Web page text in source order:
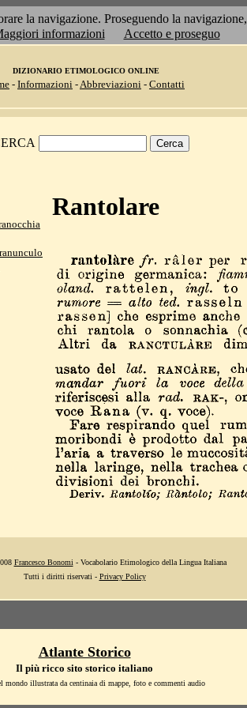
la navigazione. Proseguendo la
informazioni Accetto e proseguo
DIZIONARIO ETIMOLOGICO ONLINE
- Informazioni -Abbreviazioni - Contatti
Rantolare
Francesco Bonomi - Vocabolario Etimologico della Lingua Italiana
Tutti i diritti riservati - Privacy Policy
Atlante Storico
Il più ricco sito storico italiano
mondo illustrata da centinaia di mappe, foto e commenti audio